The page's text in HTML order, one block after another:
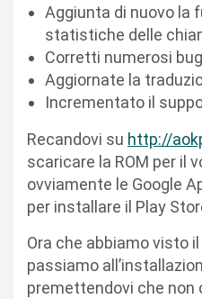
Aggiunta di nuovo la
statistiche delle
Corretti numerosi bug
Aggiornate la
Incrementato il
Recandovi su http://
scaricare la ROM per il
ovviamente le Google
per installare il Play
Ora che abbiamo visto
passiamo
premettendovi che non